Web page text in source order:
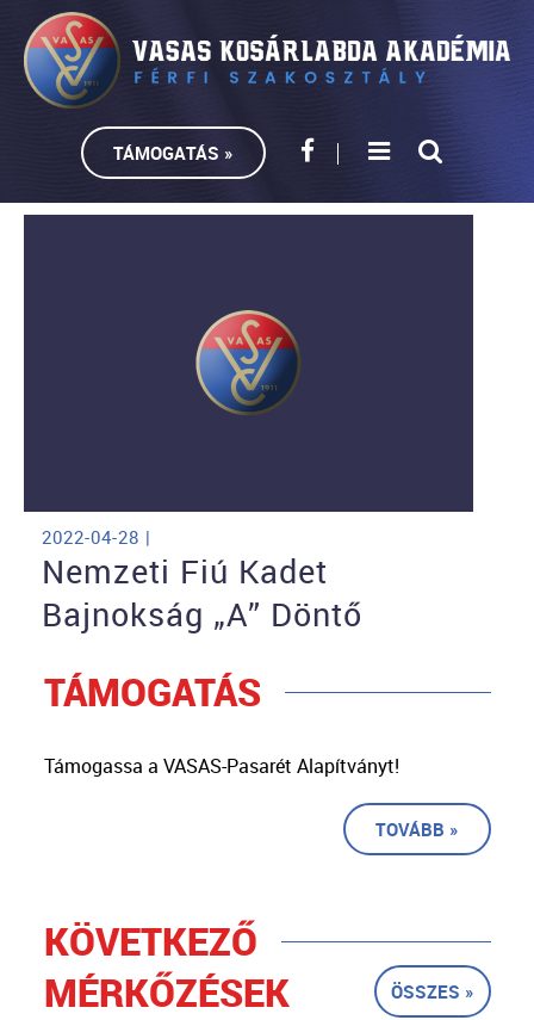
TÁMOGATÁS »
2022-04-28 |
Nemzeti Fiú Kadet
Bajnokság „A” Döntő
TÁMOGATÁS
Támogassa a VASAS-Pasarét Alapítványt!
TOVÁBB »
KÖVETKEZŐ
MÉRKŐZÉSEK
ÖSSZES »